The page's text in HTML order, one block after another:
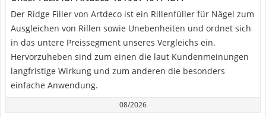
Der Ridge Filler von Artdeco ist ein Rillenfüller für Nägel zum
Ausgleichen von Rillen sowie Unebenheiten und ordnet sich
in das untere Preissegment unseres Vergleichs ein.
Hervorzuheben sind zum einen die laut Kundenmeinungen
langfristige Wirkung und zum anderen die besonders
einfache Anwendung.
08/2026